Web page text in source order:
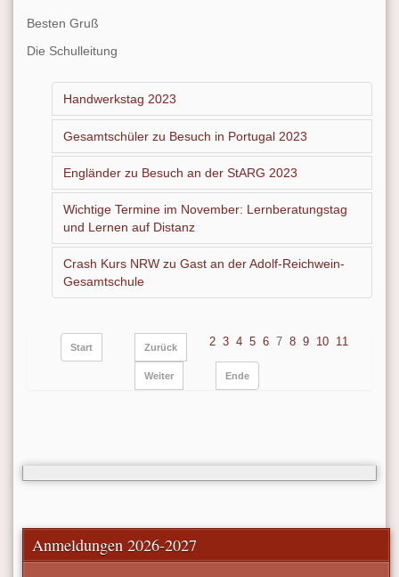
Besten Gruß
Die Schulleitung
Handwerkstag 2023
Gesamtschüler zu Besuch in Portugal 2023
Engländer zu Besuch an der StARG 2023
Wichtige Termine im November: Lernberatungstag
und Lernen auf Distanz
Crash Kurs NRW zu Gast an der Adolf-Reichwein-
Gesamtschule
Start Zurück 2 3 4 5 6 7 8 9 10 11
Weiter Ende
Anmeldungen 2026-2027